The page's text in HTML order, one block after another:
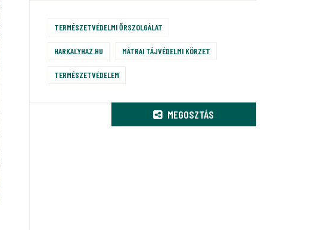
TERMÉSZETVÉDELMI ŐRSZOLGÁLAT
HARKALYHAZ.HU MÁTRAI TÁJVÉDELMI KÖRZET
TERMÉSZETVÉDELEM
MEGOSZTÁS